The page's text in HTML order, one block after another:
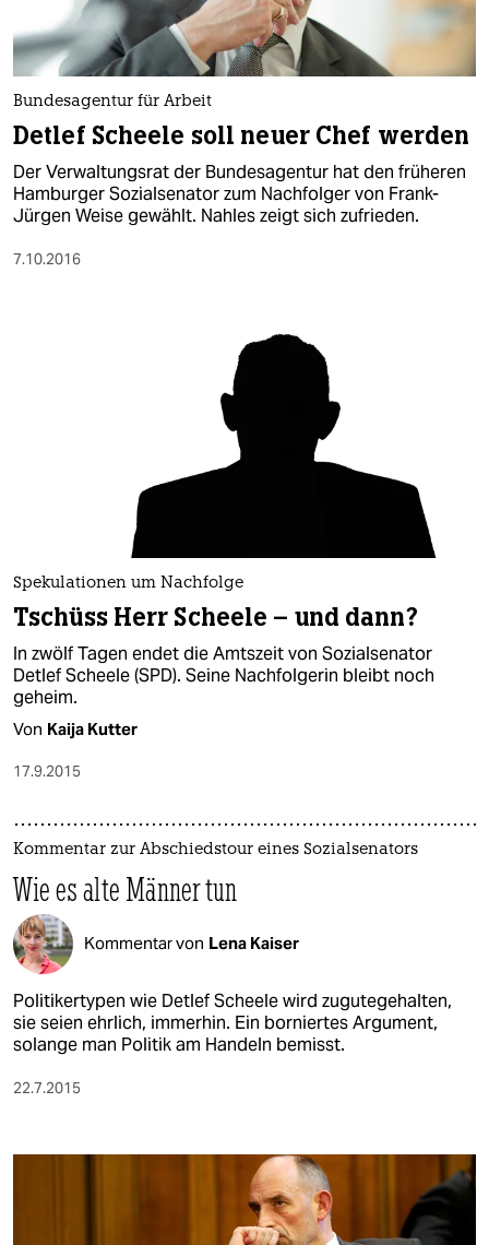
Bundesagentur für Arbeit
Detlef Scheele soll neuer Chef werden
Der Verwaltungsrat der Bundesagentur hat den früheren
Hamburger Sozialsenator zum Nachfolger von Frank-
Jürgen Weise gewählt. Nahles zeigt sich zufrieden.
7.10.2016
Spekulationen um Nachfolge
Tschüss Herr Scheele – und dann?
In zwölf Tagen endet die Amtszeit von Sozialsenator
Detlef Scheele (SPD). Seine Nachfolgerin bleibt noch
geheim.
Von Kaija Kutter
17.9.2015
Kommentar zur Abschiedstour eines Sozialsenators​
Wie es alte Männer tun​
Kommentar von Lena Kaiser
Politikertypen wie Detlef Scheele wird zugutegehalten,
sie seien ehrlich, immerhin. Ein borniertes Argument,
solange man Politik am Handeln bemisst.
22.7.2015